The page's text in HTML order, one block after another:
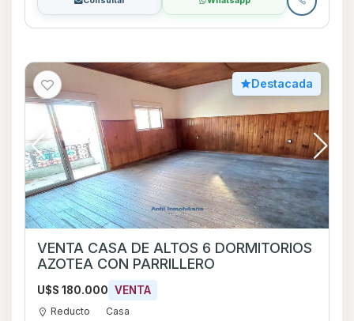
Destacada
VENTA CASA DE ALTOS 6 DORMITORIOS
AZOTEA CON PARRILLERO
U$S 180.000 VENTA
Reducto Casa